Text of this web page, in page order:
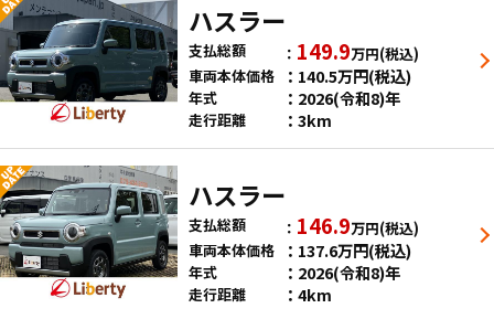
ハスラー
支払総額 149.9万円(税込)
車両本体価格
140.5万円(税込)
年式 2026(令和8)年
走行距離 3km
ハスラー
支払総額 146.9万円(税込)
車両本体価格
137.6万円(税込)
年式 2026(令和8)年
走行距離 4km